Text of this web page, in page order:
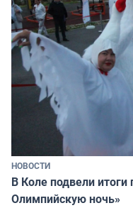
НОВОСТИ
В Коле подвели
Олимпийскую ночь»